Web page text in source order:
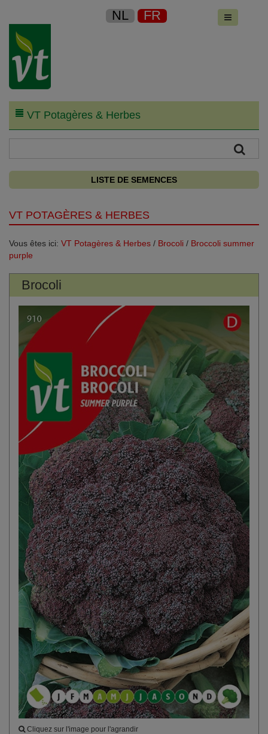
NL FR
VT Potagères & Herbes
LISTE DE SEMENCES
VT POTAGÈRES & HERBES
Vous êtes ici: VT Potagères & Herbes / Brocoli / Broccoli summer
purple
Brocoli
Cliquez sur l'image pour l'agrandir